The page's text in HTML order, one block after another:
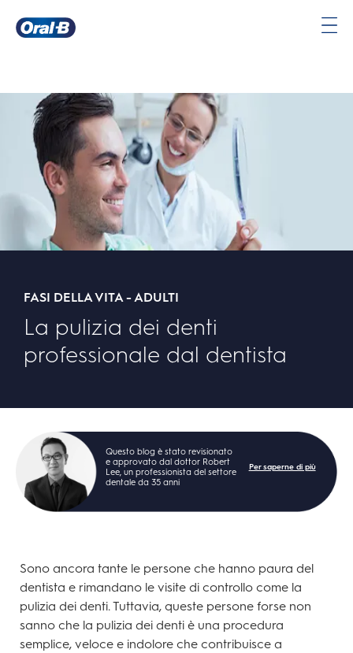
iniziale
FASI DELLA VITA - ADULTI
La pulizia dei denti
professionale dal dentista
Questo blog è stato revisionato
e approvato dal dottor Robert
Lee, un professionista del settore
dentale da 35 anni
Per saperne di più
Sono ancora tante le persone che hanno paura del
dentista e rimandano le visite di controllo come la
pulizia dei denti. Tuttavia, queste persone forse non
sanno che la pulizia dei denti è una procedura
semplice, veloce e indolore che contribuisce a